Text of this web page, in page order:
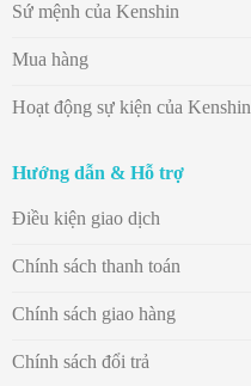
Sứ mệnh của Kenshin
Mua hàng
Hoạt động sự kiện của Kenshin
Hướng dẫn & Hỗ trợ
Điều kiện giao dịch
Chính sách thanh toán
Chính sách giao hàng
Chính sách đổi trả